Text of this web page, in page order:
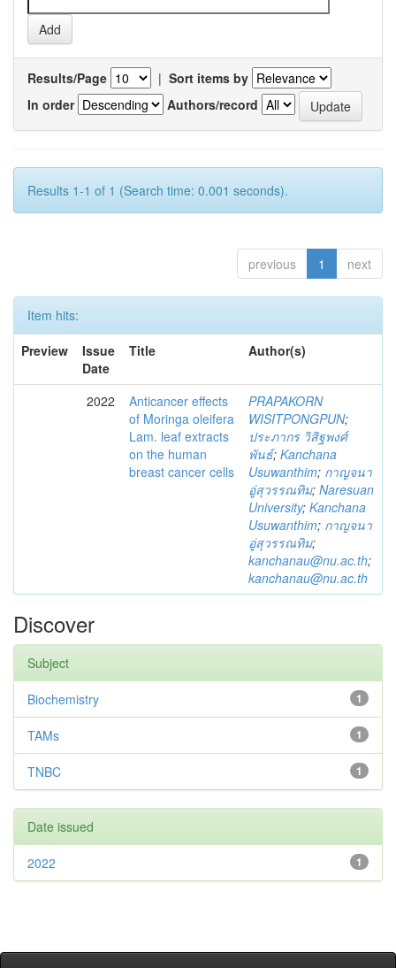
Results/Page | Sort items by
In order
Authors/record
Results 1-1 of 1 (Search time: 0.001 seconds).
previous 1 next
Item hits:
Preview
Issue
Date
Title Author(s)
2022
Anticancer effects
of Moringa oleifera
Lam. leaf extracts
on the human
breast cancer cells
PRAPAKORN
WISITPONGPUN;
ประภากร วิสิฐพงศ์
พันธ์; Kanchana
Usuwanthim; กาญจนา
อู่สุวรรณทิม; Naresuan
University; Kanchana
Usuwanthim; กาญจนา
อู่สุวรรณทิม;
kanchanau@nu.ac.th;
kanchanau@nu.ac.th
Discover
Subject
1
Biochemistry
1
TAMs
1
TNBC
Date issued
1
2022